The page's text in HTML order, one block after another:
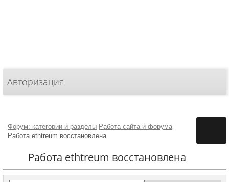
Авторизация
Форум: категории и разделы Работа сайта и форума
Работа ethtreum восстановлена
Работа ethtreum восстановлена